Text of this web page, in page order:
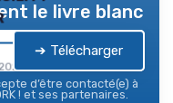
le livre blanc
➔ Télécharger
d’être contacté(e) à
! et ses partenaires.